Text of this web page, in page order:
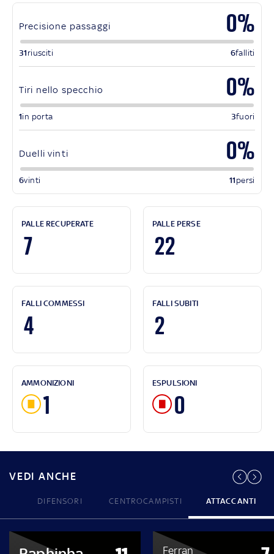
Precisione passaggi 0%
31 riusciti 6falliti
Tiri nello specchio 0%
1in porta 3fuori
Duelli vinti 0%
6vinti 11 persi
PALLE RECUPERATE
7
PALLE PERSE
22
FALLI COMMESSI
4
FALLI SUBITI
2
AMMONIZIONI
1
ESPULSIONI
0
VEDI ANCHE
DIFENSORI CENTROCAMPISTI ATTACCANTI
Ferran